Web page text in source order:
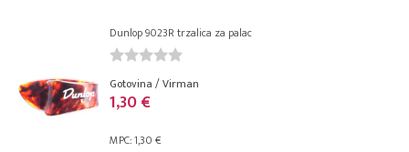
Dunlop 9023R trzalica za palac
Gotovina / Virman
1,30 €
MPC: 1,30 €